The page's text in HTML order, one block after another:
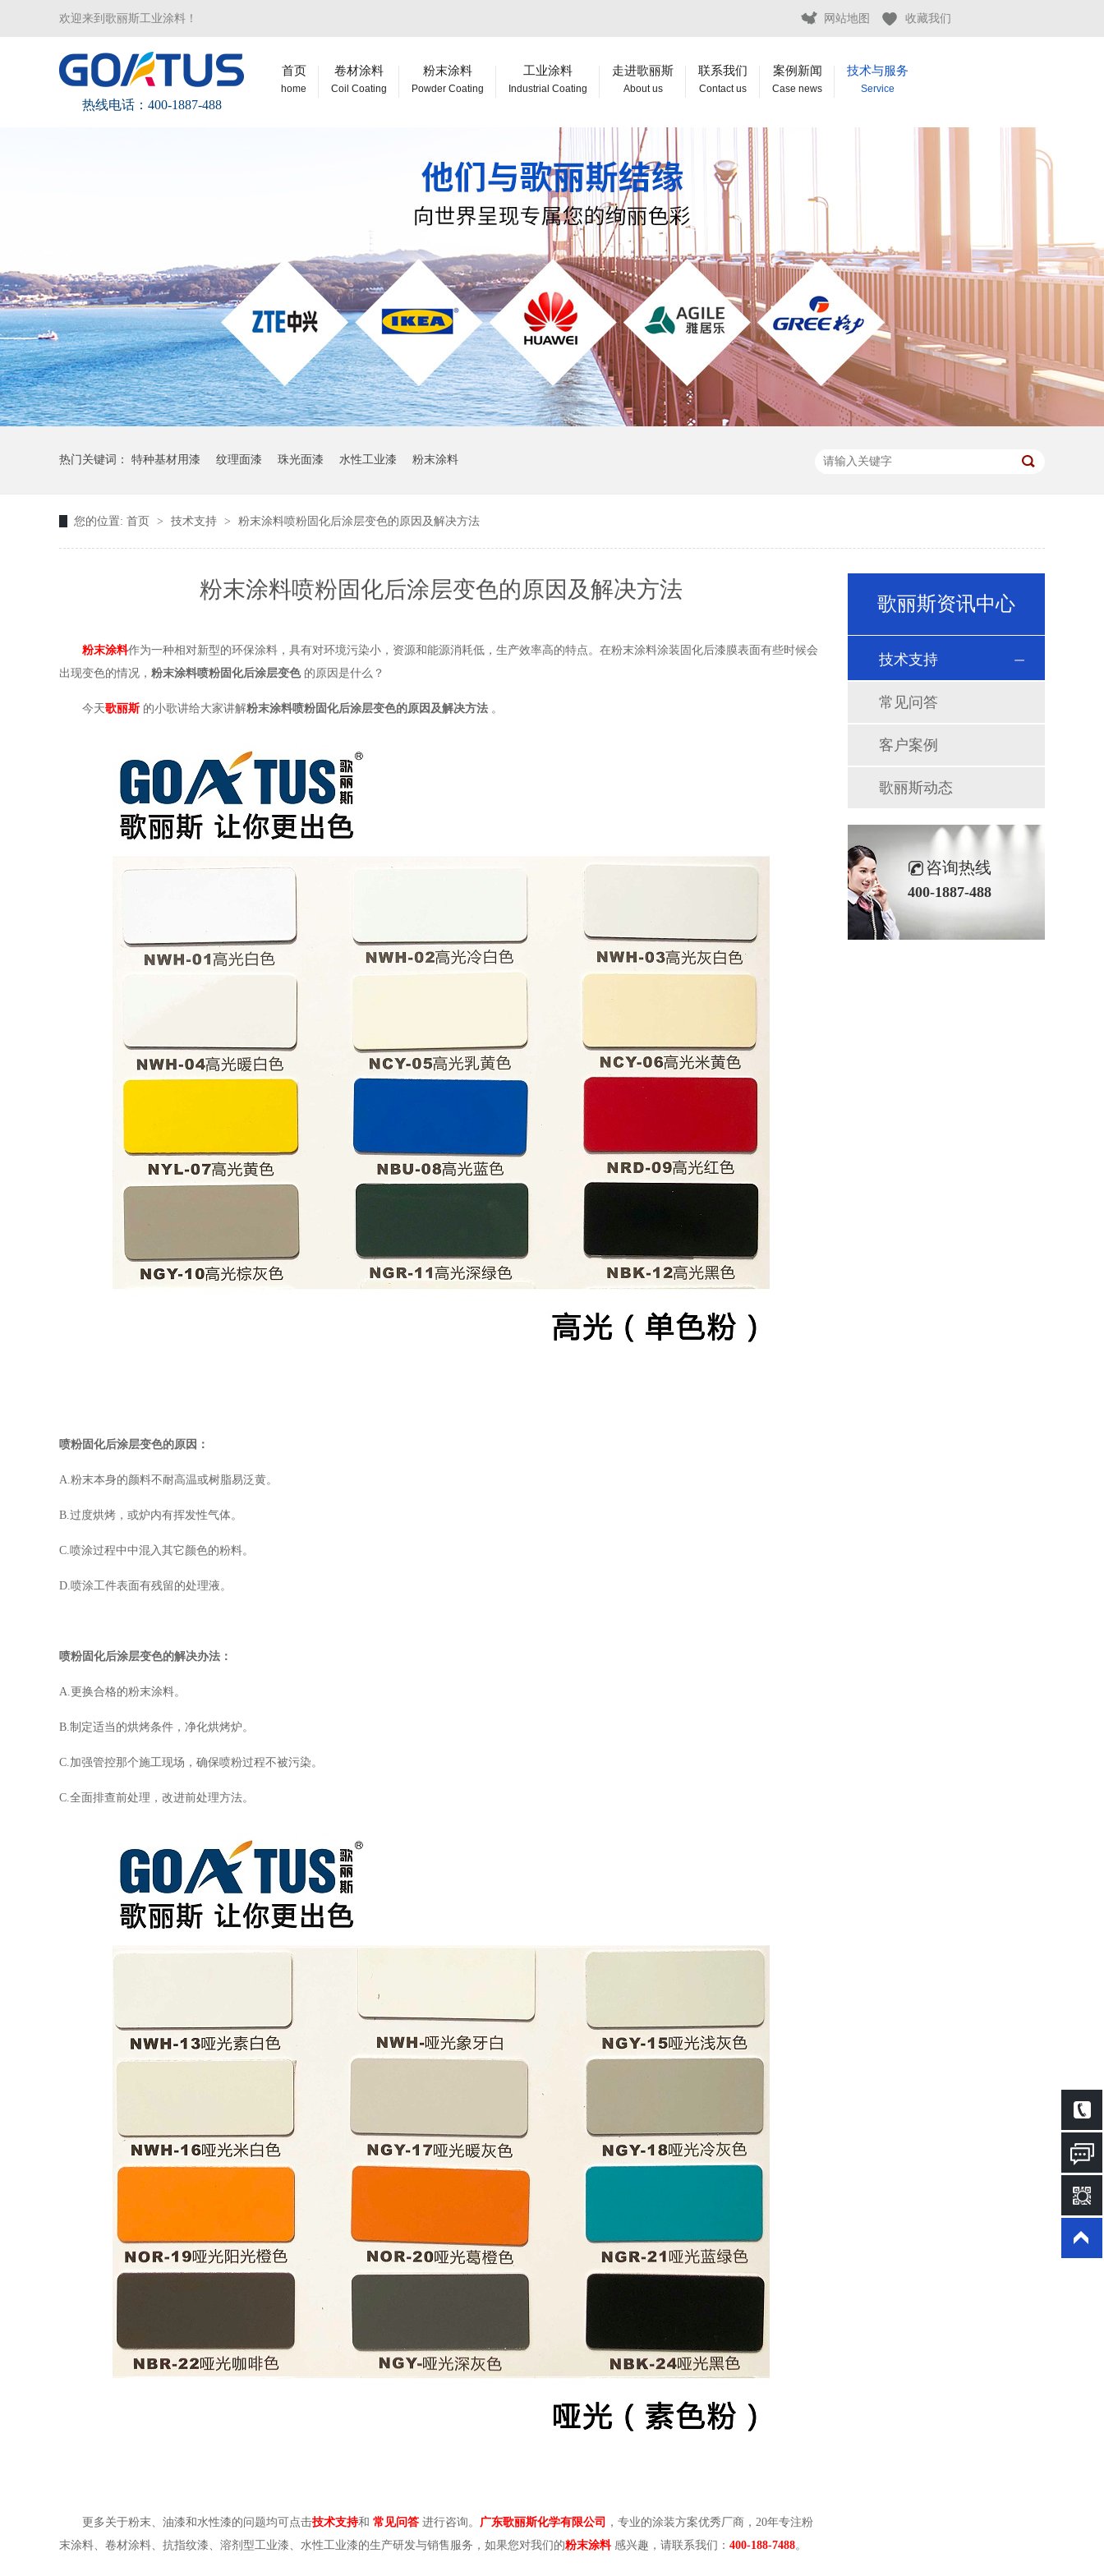
网站地图 收藏我们
欢迎来到歌丽斯工业涂料！
热线电话：400-1887-488
首页
home
卷材涂料
Coil Coating
粉末涂料
Powder Coating
工业涂料
Industrial Coating
走进歌丽斯
About us
联系我们
Contact us
案例新闻
Case news
技术与服务
Service
热门关键词： 特种基材用漆 纹理面漆 珠光面漆 水性工业漆 粉末涂料
您的位置: 首页 > 技术支持 > 粉末涂料喷粉固化后涂层变色的原因及解决方法
粉末涂料喷粉固化后涂层变色的原因及解决方法
粉末涂料作为一种相对新型的环保涂料，具有对环境污染小，资源和能源消耗低，生产效率高的特点。在粉末涂料涂装固化后漆膜表面有些时候会
出现变色的情况， 粉末涂料喷粉固化后涂层变色 的原因是什么？
今天歌丽斯 的小歌讲给大家讲解粉末涂料喷粉固化后涂层变色的原因及解决方法 。
喷粉固化后涂层变色的原因：
A.粉末本身的颜料不耐高温或树脂易泛黄。
B.过度烘烤，或炉内有挥发性气体。
C.喷涂过程中中混入其它颜色的粉料。
D.喷涂工件表面有残留的处理液。
喷粉固化后涂层变色的解决办法：
A.更换合格的粉末涂料。
B.制定适当的烘烤条件，净化烘烤炉。
C.加强管控那个施工现场，确保喷粉过程不被污染。
C.全面排查前处理，改进前处理方法。
更多关于粉末、油漆和水性漆的问题均可点击技术支持和 常见问答 进行咨询。 广东歌丽斯化学有限公司
，专业的涂装方案优秀厂商，20年专注粉
末涂料、卷材涂料、抗指纹漆、溶剂型工业漆、水性工业漆的生产研发与销售服务，如果您对我们的粉末涂料 感兴趣，请联系我们： 400-188-7488。
歌丽斯资讯中心
技术支持
常见问答
客户案例
歌丽斯动态
咨询热线
400-1887-488